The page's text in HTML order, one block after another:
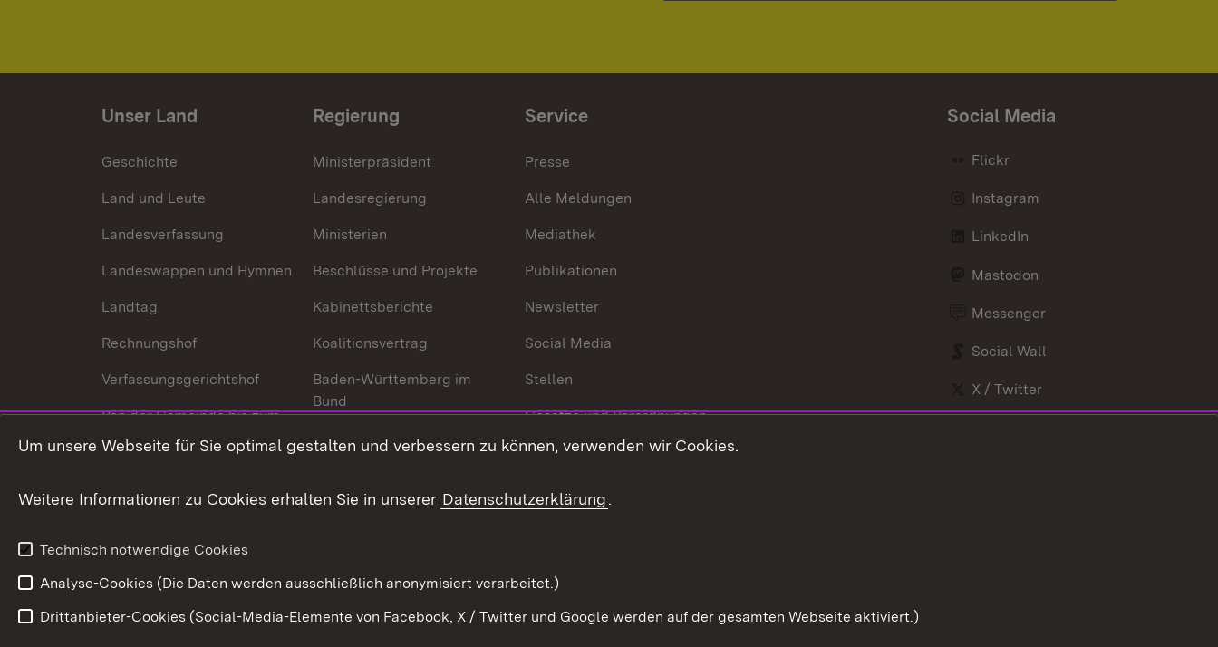
Unser Land
Geschichte
Land und Leute
Landesverfassung
Landeswappen und Hymnen
Landtag
Rechnungshof
Verfassungsgerichtshof
Von der Gemeinde bis zum
Ministerium
Wirtschaftsstandort
Urlaubs- und Kulturland
Regierung
Ministerpräsident
Landesregierung
Ministerien
Beschlüsse und Projekte
Kabinettsberichte
Koalitionsvertrag
Baden-Württemberg im
Bund
In Europa und der Welt
Service
Presse
Alle Meldungen
Mediathek
Publikationen
Newsletter
Social Media
Stellen
Gesetze und Verordnungen
Gesetzblatt
Social Media
Flickr
Instagram
LinkedIn
Mastodon
Messenger
Social Wall
X / Twitter
Um unsere Webseite für Sie optimal gestalten und verbessern zu können, verwenden wir Cookies.
Weitere Informationen zu Cookies erhalten Sie in unserer Datenschutzerklärung.
Technisch notwendige Cookies
Analyse-Cookies (Die Daten werden ausschließlich anonymisiert verarbeitet.)
Drittanbieter-Cookies (Social-Media-Elemente von Facebook, X / Twitter und Google werden auf der gesamten Webseite aktiviert.)